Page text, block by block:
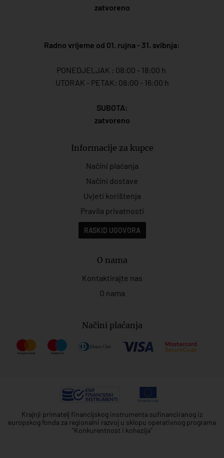
zatvoreno
Radno vrijeme od 01. rujna - 31. svibnja:
PONEDJELJAK : 08:00 - 18:00 h
UTORAK - PETAK: 08:00 - 16:00 h
SUBOTA:
zatvoreno
Informacije za kupce
Načini plaćanja
Načini dostave
Uvjeti korištenja
Pravila privatnosti
RASKID UGOVORA
O nama
Kontaktirajte nas
O nama
Načini plaćanja
Krajnji primatelj financijskog instrumenta sufinanciranog iz
europskog fonda za regionalni razvoj u sklopu operativnog programa
"Konkurentnost i kohezija"